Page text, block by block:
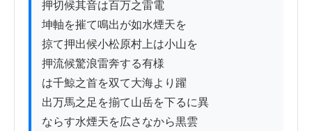
押切候其音は百万之雷電
坤軸を摧て鳴出が如水煙天を
掠て押出候小松原村上は小山を
押流候驚浪雷奔する有様
は千鯨之首を双て大海より躍
出万馬之足を揃て山岳を下るに異
ならす水煙天を広さなから黒雲